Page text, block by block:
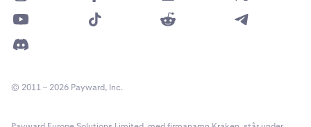
© 2011 – 2026 Payward, Inc.